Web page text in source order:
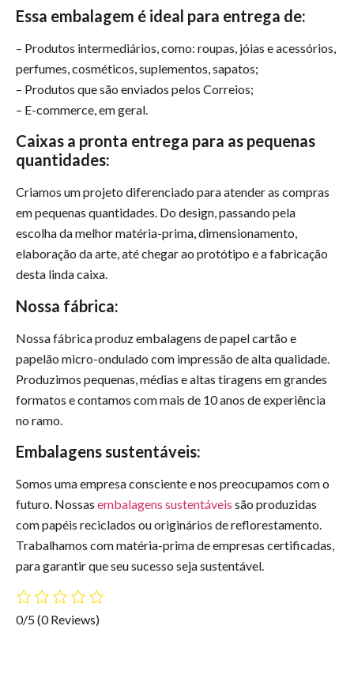
Essa embalagem é ideal para entrega de:
– Produtos intermediários, como: roupas, jóias e acessórios,
perfumes, cosméticos, suplementos, sapatos;
– Produtos que são enviados pelos Correios;
– E-commerce, em geral.
Caixas a pronta entrega para as pequenas
quantidades:
Criamos um projeto diferenciado para atender as compras
em pequenas quantidades. Do design, passando pela
escolha da melhor matéria-prima, dimensionamento,
elaboração da arte, até chegar ao protótipo e a fabricação
desta linda caixa.
Nossa fábrica:
Nossa fábrica produz embalagens de papel cartão e
papelão micro-ondulado com impressão de alta qualidade.
Produzimos pequenas, médias e altas tiragens em grandes
formatos e contamos com mais de 10 anos de experiência
no ramo.
Embalagens sustentáveis:
Somos uma empresa consciente e nos preocupamos com o
futuro. Nossas embalagens sustentáveis são produzidas
com papéis reciclados ou originários de reflorestamento.
Trabalhamos com matéria-prima de empresas certificadas,
para garantir que seu sucesso seja sustentável.
0/5(0 Reviews)